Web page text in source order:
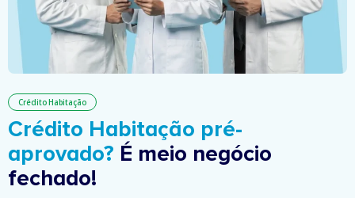
Crédito Habitação
Crédito Habitação pré-
aprovado? É meio negócio
fechado!